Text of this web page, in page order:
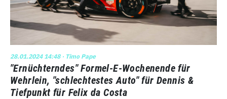
28.01.2024 14:48· Timo Pape
"Ernüchterndes" Formel-E-Wochenende für
Wehrlein, "schlechtestes Auto" für Dennis &
Tiefpunkt für Felix da Costa